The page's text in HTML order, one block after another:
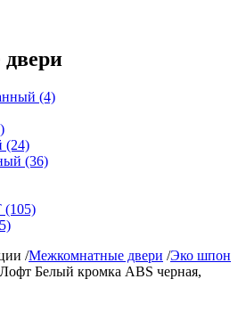
(4)
(24)
(36)
/Межкомнатные двери /Эко шпон
Белый кромка ABS черная,